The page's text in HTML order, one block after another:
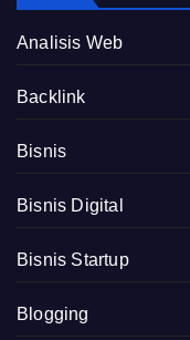
Analisis Web
Backlink
Bisnis
Bisnis Digital
Bisnis Startup
Blogging